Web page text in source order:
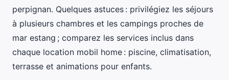
perpignan. Quelques astuces : privilégiez les séjours
à plusieurs chambres et les campings proches de
mar estang ; comparez les services inclus dans
chaque location mobil home : piscine, climatisation,
terrasse et animations pour enfants.